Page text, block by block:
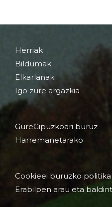
Herriak
Bildumak
Elkarlanak
Igo zure argazkia
GureGipuzkoari buruz
Harremanetarako
Cookieei buruzko politika
Erabilpen arau eta